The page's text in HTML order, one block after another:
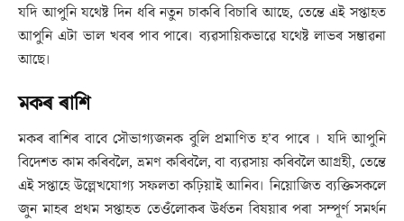
যদি আপুনি যথেষ্ট দিন ধৰি নতুন চাকৰি বিচাৰি আছে, তেন্তে এই সপ্তাহত
আপুনি এটা ভাল খবৰ পাব পাৰে। ব্যৱসায়িকভাৱে যথেষ্ট লাভৰ সম্ভাৱনা
আছে।
মকৰ ৰাশি
মকৰ ৰাশিৰ বাবে সৌভাগ্যজনক বুলি প্ৰমাণিত হ’ব পাৰে । যদি আপুনি
বিদেশত কাম কৰিবলৈ, ভ্ৰমণ কৰিবলৈ, বা ব্যৱসায় কৰিবলৈ আগ্ৰহী, তেন্তে
এই সপ্তাহে উল্লেখযোগ্য সফলতা কঢ়িয়াই আনিব। নিয়োজিত ব্যক্তিসকলে
জুন মাহৰ প্ৰথম সপ্তাহত তেওঁলোকৰ উৰ্ধতন বিষয়াৰ পৰা সম্পূৰ্ণ সমৰ্থন